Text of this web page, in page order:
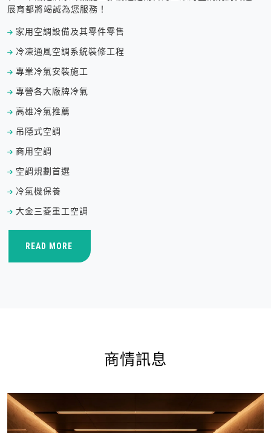
展育都將竭誠為您服務！
家用空調設備及其零件零售
冷凍通風空調系統裝修工程
專業冷氣安裝施工
專營各大廠牌冷氣
高雄冷氣推薦
吊隱式空調
商用空調
空調規劃首選
冷氣機保養
大金三菱重工空調
READ MORE
商情訊息